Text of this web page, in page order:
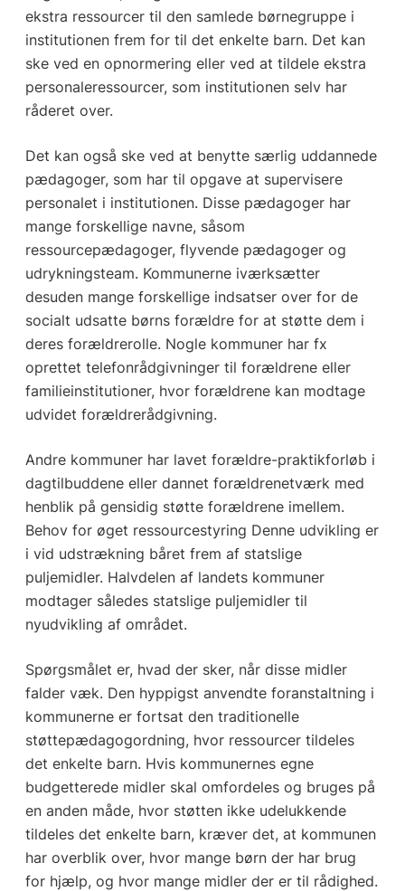
ekstra ressourcer til den samlede børnegruppe i
institutionen frem for til det enkelte barn. Det kan
ske ved en opnormering eller ved at tildele ekstra
personaleressourcer, som institutionen selv har
råderet over.
Det kan også ske ved at benytte særlig uddannede
pædagoger, som har til opgave at supervisere
personalet i institutionen. Disse pædagoger har
mange forskellige navne, såsom
ressourcepædagoger, flyvende pædagoger og
udrykningsteam. Kommunerne iværksætter
desuden mange forskellige indsatser over for de
socialt udsatte børns forældre for at støtte dem i
deres forældrerolle. Nogle kommuner har fx
oprettet telefonrådgivninger til forældrene eller
familieinstitutioner, hvor forældrene kan modtage
udvidet forældrerådgivning.
Andre kommuner har lavet forældre-praktikforløb i
dagtilbuddene eller dannet forældrenetværk med
henblik på gensidig støtte forældrene imellem.
Behov for øget ressourcestyring Denne udvikling er
i vid udstrækning båret frem af statslige
puljemidler. Halvdelen af landets kommuner
modtager således statslige puljemidler til
nyudvikling af området.
Spørgsmålet er, hvad der sker, når disse midler
falder væk. Den hyppigst anvendte foranstaltning i
kommunerne er fortsat den traditionelle
støttepædagogordning, hvor ressourcer tildeles
det enkelte barn. Hvis kommunernes egne
budgetterede midler skal omfordeles og bruges på
en anden måde, hvor støtten ikke udelukkende
tildeles det enkelte barn, kræver det, at kommunen
har overblik over, hvor mange børn der har brug
for hjælp, og hvor mange midler der er til rådighed.